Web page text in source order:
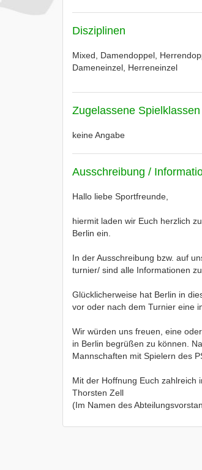
Disziplinen
Mixed, Damendoppel,
Dameneinzel, Herreneinzel
Zugelassene Spielklassen
keine Angabe
Ausschreibung /
Hallo liebe Sportfreunde,
hiermit laden wir Euch herzlich
Berlin ein.
In der Ausschreibung bzw. auf
turnier/ sind alle Informationen zu
Glücklicherweise hat Berlin in
vor oder nach dem Turnier eine
Wir würden uns freuen, eine
in Berlin begrüßen zu können.
Mannschaften mit Spielern des
Mit der Hoffnung Euch zahlreich
Thorsten Zell
(Im Namen des